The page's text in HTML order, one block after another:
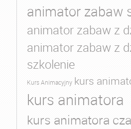
animator zabaw
animator zabaw z
animator zabaw z
szkolenie
Kurs Animacyjny kurs
kurs animatora
kurs animatora